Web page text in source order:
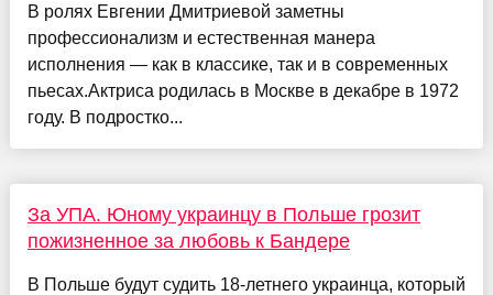
В ролях Евгении Дмитриевой заметны
профессионализм и естественная манера
исполнения — как в классике, так и в современных
пьесах.Актриса родилась в Москве в декабре в 1972
году. В подростко...
За УПА. Юному украинцу в Польше грозит
пожизненное за любовь к Бандере
В Польше будут судить 18-летнего украинца, который